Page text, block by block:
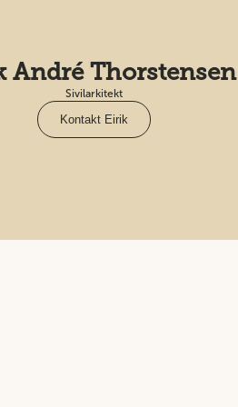
André Thorstensen
Sivilarkitekt
Kontakt Eirik